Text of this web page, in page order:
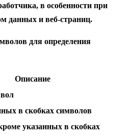
в особенности при
данных и веб-страниц.
для определения
Описание
в скобках символов
указанных в скобках